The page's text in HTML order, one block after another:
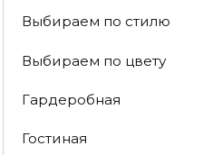
Выбираем по стилю
Выбираем по цвету
Гардеробная
Гостиная